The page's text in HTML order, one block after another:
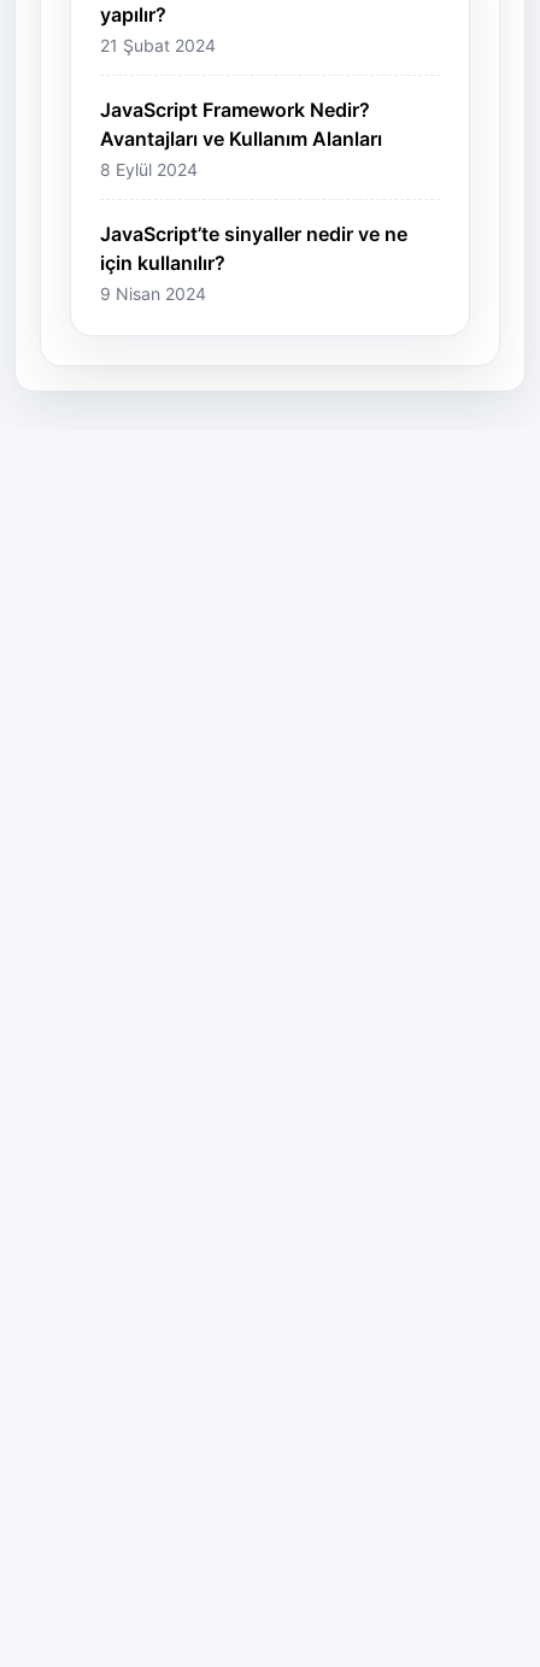
yapılır?
21 Şubat 2024
JavaScript Framework Nedir?
Avantajları ve Kullanım Alanları
8 Eylül 2024
JavaScript’te sinyaller nedir ve ne
için kullanılır?
9 Nisan 2024